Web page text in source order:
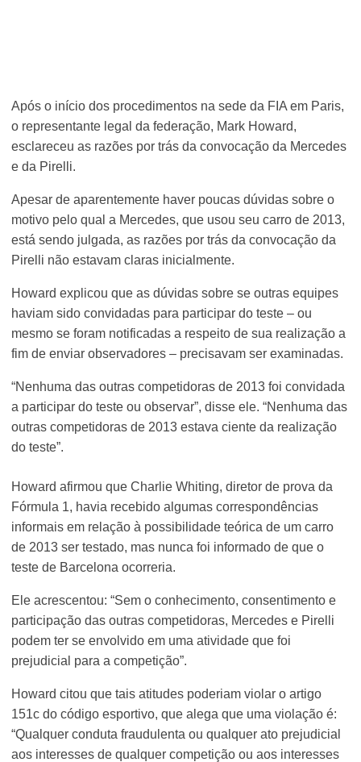
Após o início dos procedimentos na sede da FIA em Paris,
o representante legal da federação, Mark Howard,
esclareceu as razões por trás da convocação da Mercedes
e da Pirelli.
Apesar de aparentemente haver poucas dúvidas sobre o
motivo pelo qual a Mercedes, que usou seu carro de 2013,
está sendo julgada, as razões por trás da convocação da
Pirelli não estavam claras inicialmente.
Howard explicou que as dúvidas sobre se outras equipes
haviam sido convidadas para participar do teste – ou
mesmo se foram notificadas a respeito de sua realização a
fim de enviar observadores – precisavam ser examinadas.
“Nenhuma das outras competidoras de 2013 foi convidada
a participar do teste ou observar”, disse ele. “Nenhuma das
outras competidoras de 2013 estava ciente da realização
do teste”.
Howard afirmou que Charlie Whiting, diretor de prova da
Fórmula 1, havia recebido algumas correspondências
informais em relação à possibilidade teórica de um carro
de 2013 ser testado, mas nunca foi informado de que o
teste de Barcelona ocorreria.
Ele acrescentou: “Sem o conhecimento, consentimento e
participação das outras competidoras, Mercedes e Pirelli
podem ter se envolvido em uma atividade que foi
prejudicial para a competição”.
Howard citou que tais atitudes poderiam violar o artigo
151c do código esportivo, que alega que uma violação é:
“Qualquer conduta fraudulenta ou qualquer ato prejudicial
aos interesses de qualquer competição ou aos interesses